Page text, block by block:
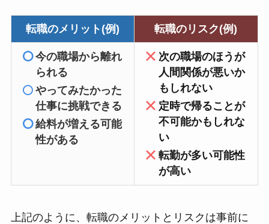
転職のメリット(例) 転職のリスク(例)
今の職場から離れ
られる
やってみたかった
仕事に挑戦できる
給料が増える可能
性がある
次の職場のほうが
人間関係が悪いか
もしれない
定時で帰ることが
不可能かもしれな
い
転勤が多い可能性
が高い
上記のように、転職のメリットとリスクは事前に